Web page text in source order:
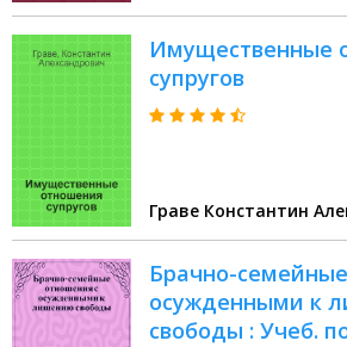
Имущественные
супругов
Граве Константин
Брачно-
осужденными к
свободы : Учеб.